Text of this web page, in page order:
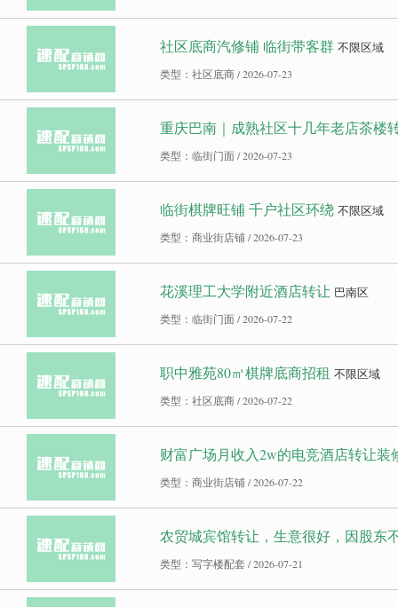
社区底商汽修铺 临街带客群 不限区域
类型：社区底商 / 2026-07-23
重庆巴南｜成熟社区十几年老店茶楼
类型：临街门面 / 2026-07-23
临街棋牌旺铺 千户社区环绕 不限区域
类型：商业街店铺 / 2026-07-23
花溪理工大学附近酒店转让 巴南区
类型：临街门面 / 2026-07-22
职中雅苑80㎡棋牌底商招租 不限区域
类型：社区底商 / 2026-07-22
财富广场月收入2w的电竞酒店转让装
类型：商业街店铺 / 2026-07-22
农贸城宾馆转让，生意很好，因股东
类型：写字楼配套 / 2026-07-21